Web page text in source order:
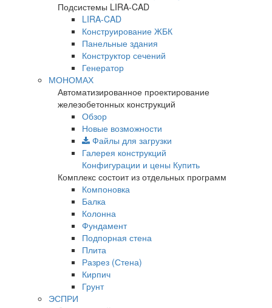
Подсистемы LIRA-CAD
LIRA-CAD
Конструирование ЖБК
Панельные здания
Конструктор сечений
Генератор
МОНОМАХ
Автоматизированное проектирование
железобетонных конструкций
Обзор
Новые возможности
Файлы для загрузки
Галерея конструкций
Конфигурации и цены Купить
Комплекс состоит из отдельных программ
Компоновка
Балка
Колонна
Фундамент
Подпорная стена
Плита
Разрез (Стена)
Кирпич
Грунт
ЭСПРИ